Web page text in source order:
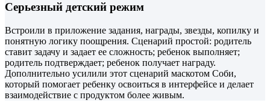
Серьезный детский режим
Встроили в приложение задания, награды, звезды, копилку и
понятную логику поощрения. Сценарий простой: родитель
ставит задачу и задает ее сложность; ребенок выполняет;
родитель подтверждает; ребенок получает награду.
Дополнительно усилили этот сценарий маскотом Соби,
который помогает ребенку освоиться в интерфейсе и делает
взаимодействие с продуктом более живым.